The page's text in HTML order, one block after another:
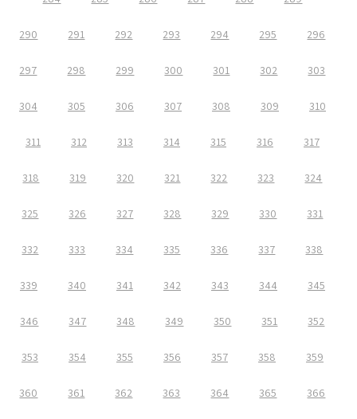
290 291 292 293 294 295 296
297 298 299 300 301 302 303
304 305 306 307 308 309 310
311 312 313 314 315 316 317
318 319 320 321 322 323 324
325 326 327 328 329 330 331
332 333 334 335 336 337 338
339 340 341 342 343 344 345
346 347 348 349 350 351 352
353 354 355 356 357 358 359
360 361 362 363 364 365 366